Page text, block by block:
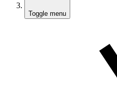
Toggle menu